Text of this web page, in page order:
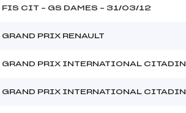
FIS CIT – GS DAMES – 31/03/12
GRAND PRIX RENAULT
GRAND PRIX INTERNATIONAL CITADIN
GRAND PRIX INTERNATIONAL CITADIN